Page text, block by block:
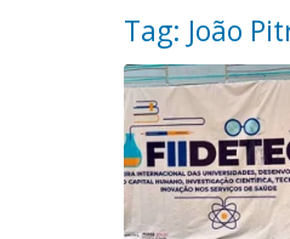
Tag: João